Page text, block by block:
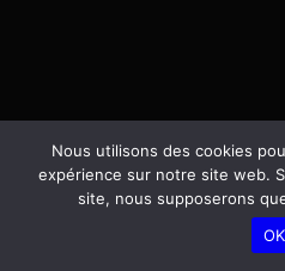
Nous utilisons des cookies
expérience sur notre site web.
site, nous supposerons
OK